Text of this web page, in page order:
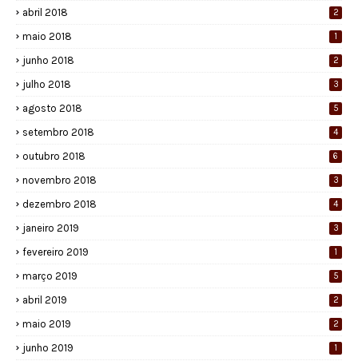
abril 2018 2
maio 2018 1
junho 2018 2
julho 2018 3
agosto 2018 5
setembro 2018 4
outubro 2018 6
novembro 2018 3
dezembro 2018 4
janeiro 2019 3
fevereiro 2019 1
março 2019 5
abril 2019 2
maio 2019 2
junho 2019 1